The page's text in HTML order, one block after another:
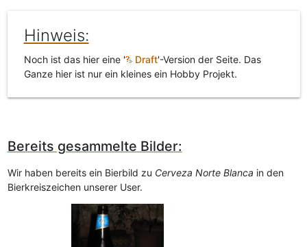
Hinweis:
Noch ist das hier eine ' Draft'-Version der Seite. Das
Ganze hier ist nur ein kleines ein Hobby Projekt.
Bereits gesammelte Bilder:
Wir haben bereits ein Bierbild zu Cerveza Norte Blanca in den
Bierkreiszeichen unserer User.